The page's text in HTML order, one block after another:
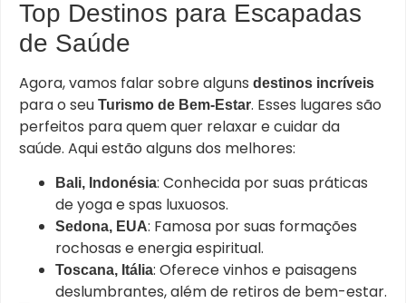
Top Destinos para Escapadas
de Saúde
Agora, vamos falar sobre alguns destinos incríveis
para o seu Turismo de Bem-Estar. Esses lugares são
perfeitos para quem quer relaxar e cuidar da
saúde. Aqui estão alguns dos melhores:
Bali, Indonésia: Conhecida por suas práticas
de yoga e spas luxuosos.
Sedona, EUA: Famosa por suas formações
rochosas e energia espiritual.
Toscana, Itália: Oferece vinhos e paisagens
deslumbrantes, além de retiros de bem-estar.